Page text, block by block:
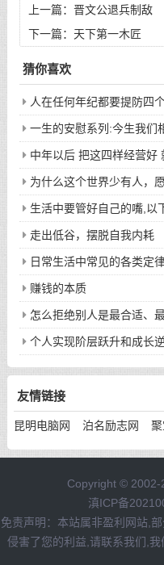
上一篇： 晋文公退兵制敌
下一篇： 天下第一木匠
猜你喜欢
人在任何年纪都要提防四
一生的安慰系列:今生我们
次的回眸才换来今生的相遇
中年以后 把这四样经营好
为什么这个世界少有人，
生活中要管好自己的嘴,以
走出低谷，摆脱自我内耗
日常生活中常见的各类定
赚钱的本质
怎么拒绝别人是最合适、
个人实现阶层跃升和成长
下八件事
友情链接
昆明电脑网 泊名励志网
Copyright © 2002-
滇ICP备
免责声明：本站属非盈利网站,
侵害了您的利益,请联系我们,我